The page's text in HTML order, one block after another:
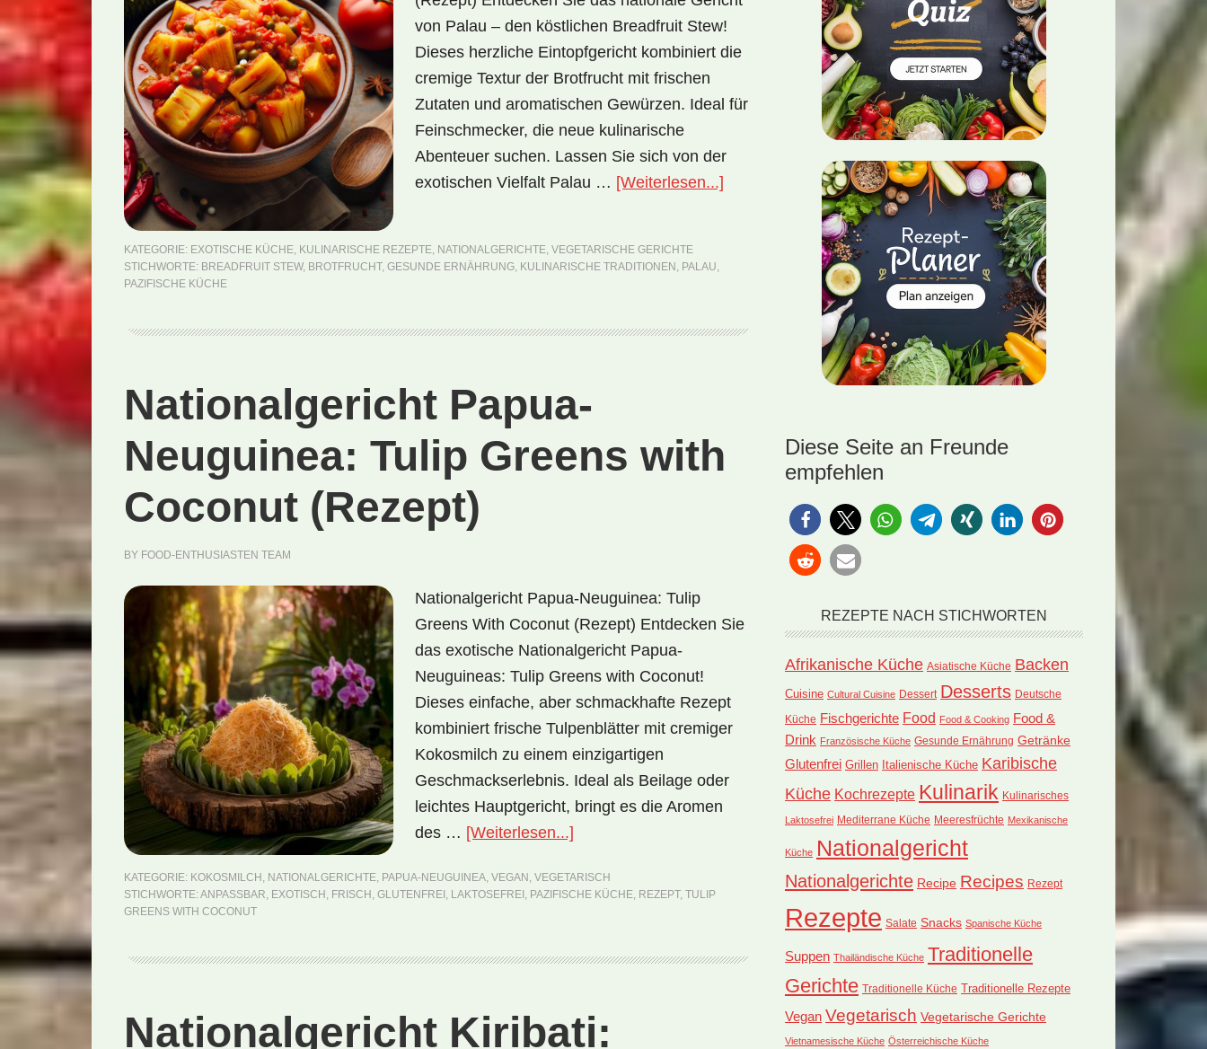
von Palau – den köstlichen Breadfruit Stew!
Dieses herzliche Eintopfgericht kombiniert die
cremige Textur der Brotfrucht mit frischen
Zutaten und aromatischen Gewürzen. Ideal für
Feinschmecker, die neue kulinarische
Abenteuer suchen. Lassen Sie sich von der
exotischen Vielfalt Palau … [Weiterlesen...] ÜberNationalgericht
KATEGORIE: EXOTISCHE KÜCHE, KULINARISCHE REZEPTE, NATIONALGERICHTE, VEGETARISCHE GERICHTE
STICHWORTE: BREADFRUIT STEW, BROTFRUCHT, GESUNDE ERNÄHRUNG, KULINARISCHE TRADITIONEN , PALAU,
PAZIFISCHE KÜCHE
Nationalgericht Papua-
Neuguinea: Tulip Greens with
Coconut (Rezept)
BY FOOD-ENTHUSIASTEN TEAM
Nationalgericht Papua-Neuguinea: Tulip
Greens With Coconut (Rezept) Entdecken Sie
das exotische Nationalgericht Papua-
Neuguineas: Tulip Greens with Coconut!
Dieses einfache, aber schmackhafte Rezept
kombiniert frische Tulpenblätter mit cremiger
Kokosmilch zu einem einzigartigen
Geschmackserlebnis. Ideal als Beilage oder
leichtes Hauptgericht, bringt es die Aromen
des … [Weiterlesen...]
Neuguinea:
with
(Rezept)
KATEGORIE: KOKOSMILCH , NATIONALGERICHTE, PAPUA-NEUGUINEA, VEGAN , VEGETARISCH
STICHWORTE: ANPASSBAR, EXOTISCH , FRISCH , GLUTENFREI , LAKTOSEFREI , PAZIFISCHE KÜCHE, REZEPT, TULIP
GREENS WITH COCONUT
Nationalgericht Kiribati:
Diese Seite an Freunde
empfehlen
REZEPTE NACH STICHWORTEN
Afrikanische Küche Asiatische Küche Backen
Cuisine Cultural Cuisine Dessert Desserts Deutsche
Küche Fischgerichte Food Food & Cooking Food &
Drink Französische Küche Gesunde Ernährung Getränke
Glutenfrei Grillen Italienische Küche Karibische
Küche Kochrezepte Kulinarik Kulinarisches
Laktosefrei Mediterrane Küche Meeresfrüchte Mexikanische
Küche Nationalgericht
Nationalgerichte Recipe Recipes Rezept
Rezepte Salate Snacks Spanische Küche
Suppen Thailändische Küche Traditionelle
Gerichte Traditionelle Küche Traditionelle Rezepte
Vegan Vegetarisch Vegetarische Gerichte
Vietnamesische Küche Österreichische Küche